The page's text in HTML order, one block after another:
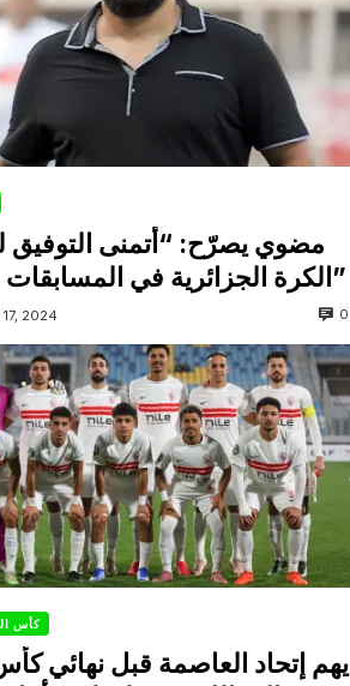
مضوي يصرّح: “أتمنى التوفيق
الكرة الجزائرية في المسابقات القارية”
2024 0
كأس
يهم إتحاد العاصمة قبل نهائي